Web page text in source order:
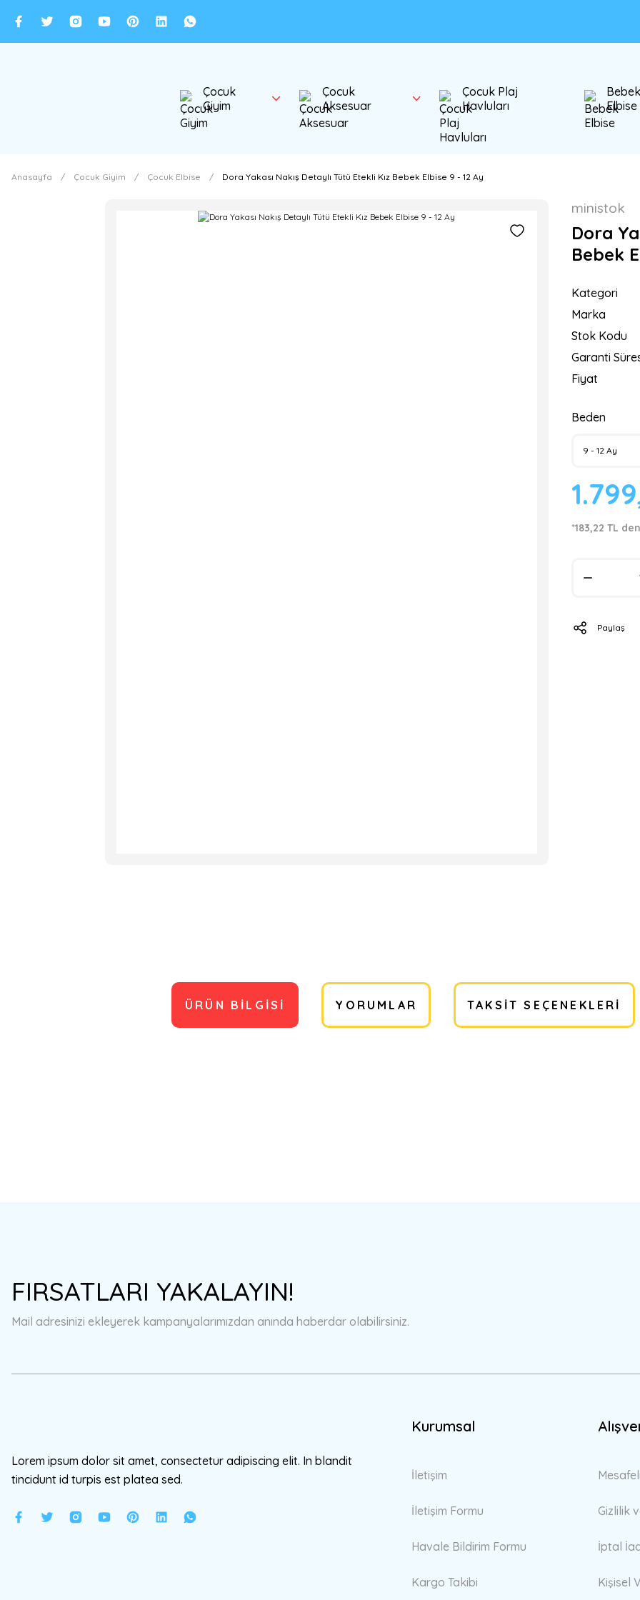
Çocuk
Giyim
Çocuk
Aksesuar
Çocuk Plaj
Havluları
Bebek
Elbise
Anasayfa Çocuk Giyim Çocuk Elbise Dora Yakası Nakış Detaylı Tütü Etekli Kız Bebek Elbise 9 - 12 Ay
ministok
Dora
Bebek
Kategori
Marka
Stok Kodu
Garanti
Fiyat
Beden
*183,22 TL
Paylaş
ÜRÜN BILGISI YORUMLAR TAKSIT SEÇENEKLERI
Ürün açıklamasında eksik bilgiler bulunuyor.
Ürün fiyatı diğer sitelerden daha pahalı.
FIRSATLARI YAKALAYIN!
Mail adresinizi ekleyerek kampanyalarımızdan anında haberdar olabilirsiniz.
Lorem ipsum dolor sit amet, consectetur adipiscing elit. In blandit
tincidunt id turpis est platea sed.
Kurumsal
İletişim
İletişim Formu
Havale Bildirim Formu
Kargo Takibi
Gizlilik
İptal
Kişisel